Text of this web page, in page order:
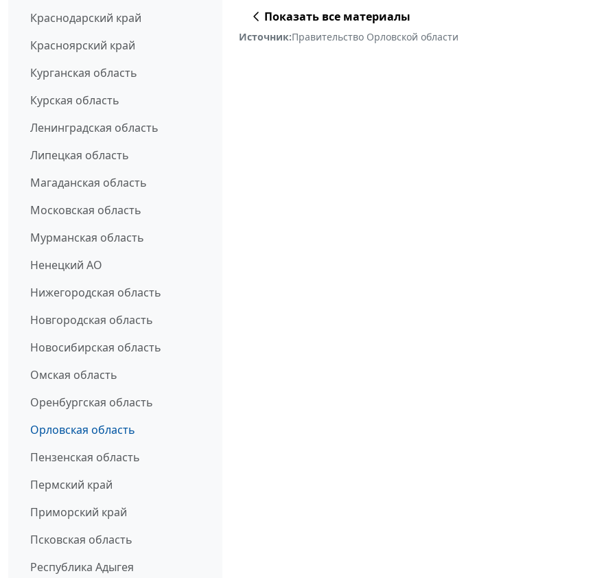
Краснодарский край
Красноярский край
Курганская область
Курская область
Ленинградская область
Липецкая область
Магаданская область
Московская область
Мурманская область
Ненецкий АО
Нижегородская область
Новгородская область
Новосибирская область
Омская область
Оренбургская область
Орловская область
Пензенская область
Пермский край
Приморский край
Псковская область
Республика Адыгея
Показать все материалы
Источник:Правительство Орловской области